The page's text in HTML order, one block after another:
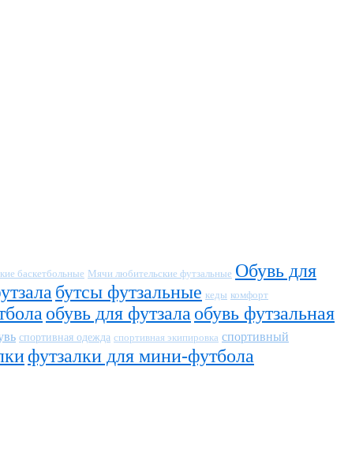
баскетбольные Мячи любительские футзальные Обувь для
бутсы футзальные кеды комфорт
обувь для футзала обувь футзальная
спортивная одежда спортивная экипировка спортивный
футзалки для мини-футбола